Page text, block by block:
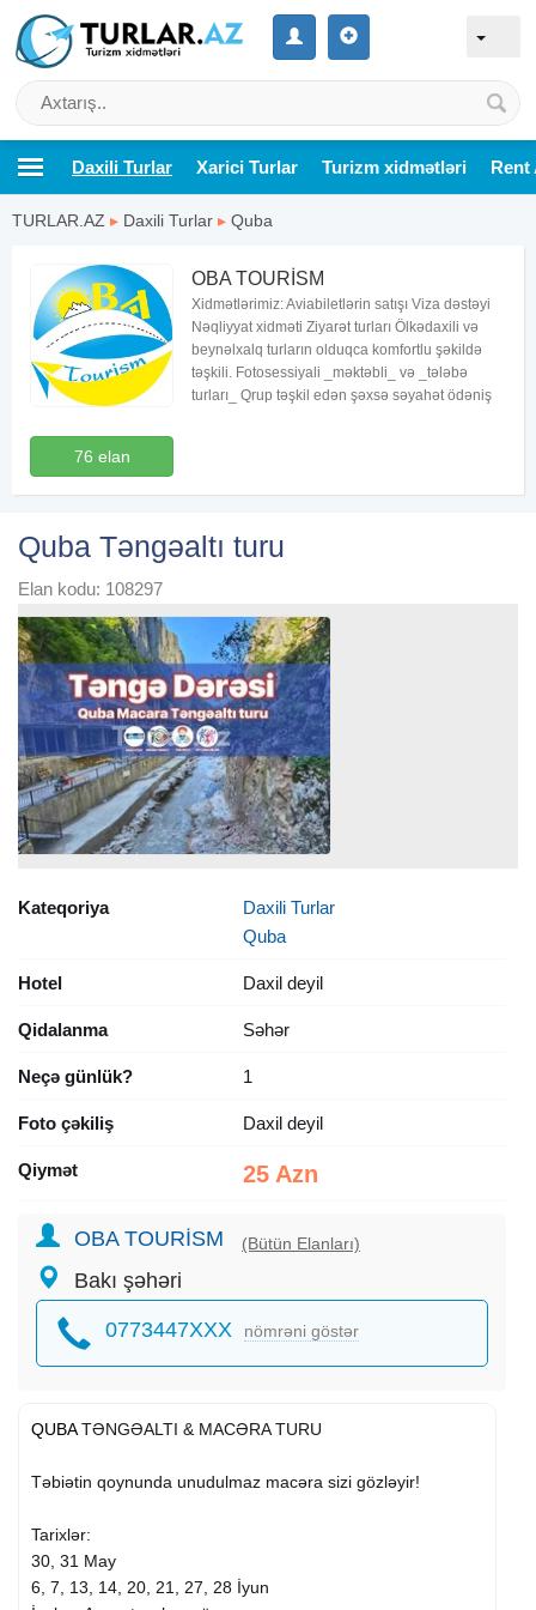
Daxili Turlar Xarici Turlar Turizm xidmətləri Rent
TURLAR.AZ ▸ Daxili Turlar ▸ Quba
76 elan
OBA TOURİSM
Xidmətlərimiz: Aviabiletlərin satışı Viza dəstəyi
Nəqliyyat xidməti Ziyarət turları Ölkədaxili və
beynəlxalq turların olduqca komfortlu şəkildə
təşkili. Fotosessiyali _məktəbli_ və _tələbə
turları_ Qrup təşkil edən şəxsə səyahət ödəniş
Quba Təngəaltı turu
Elan kodu: 108297
Kateqoriya
Daxili Turlar
Quba
Hotel Daxil deyil
Qidalanma Səhər
Neçə günlük? 1
Foto çəkiliş Daxil deyil
Qiymət 25 Azn
OBA TOURİSM (Bütün Elanları)
Bakı şəhəri
0773447XXX nömrəni göstər
QUBATƏNGƏALTI & MACƏRA TURU
Təbiətin qoynunda unudulmaz macəra sizi gözləyir!
Tarixlər:
30, 31 May
6, 7, 13, 14, 20, 21, 27, 28 İyun